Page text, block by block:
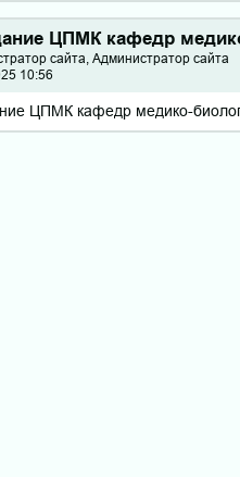
ЦПМК кафедр
сайта, Администратор сайта
10:56
ЦПМК кафедр медико-